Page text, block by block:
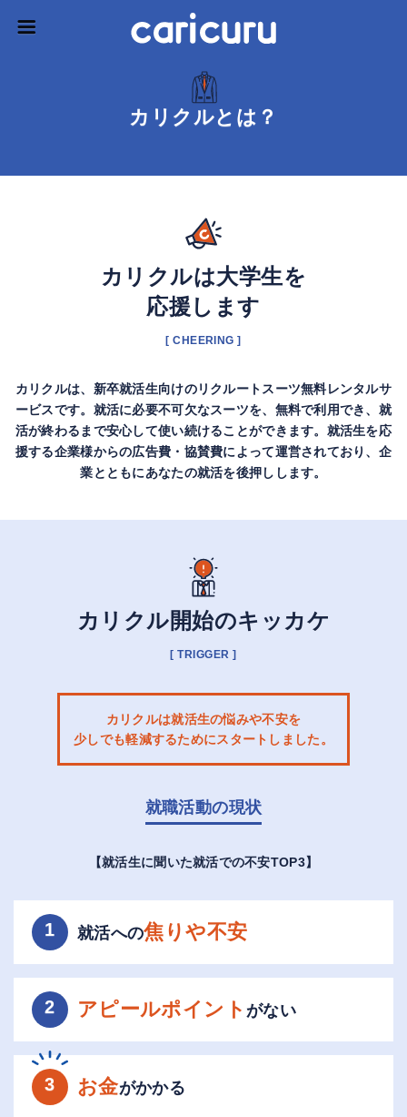
カリクルとは？
カリクルは大学生を
応援します
[ CHEERING ]
カリクルは、新卒就活生向けのリクルートスーツ無料レンタルサ
ービスです。 就活に必要不可欠なスーツを、無料で利用でき、就
活が終わるまで安心して使い続けることができます。 就活生を応
援する企業様からの広告費・協賛費によって運営されており、 企
業とともにあなたの就活を後押しします。
カリクル開始のキッカケ
[ TRIGGER ]
カリクルは就活生の悩みや不安を
少しでも軽減するためにスタートしました。
就職活動の現状
【就活生に聞いた就活での不安TOP3】
1 就活への焦りや不安
2 アピールポイント がない
3 お金がかかる